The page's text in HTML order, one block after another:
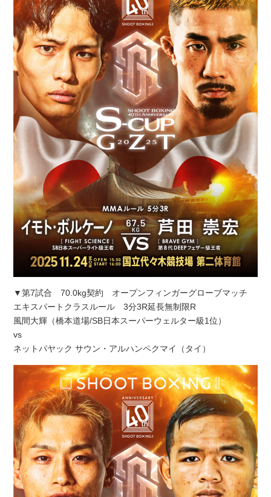
▼第7試合 70.0kg契約 オープンフィンガーグローブマッチ
エキスパートクラスルール 3分3R延長無制限R
風間大輝（橋本道場/SB日本スーパーウェルター級1位）
vs
ネットパヤック サウン・アルハンペクマイ（タイ）